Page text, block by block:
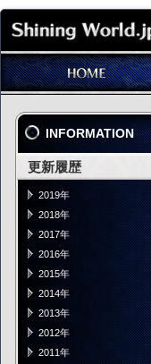
INFORMATION
更新履歴
2019年
2018年
2017年
2016年
2015年
2014年
2013年
2012年
2011年